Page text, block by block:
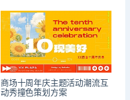
商场十周年庆主题活动潮流互
动秀撞色策划方案